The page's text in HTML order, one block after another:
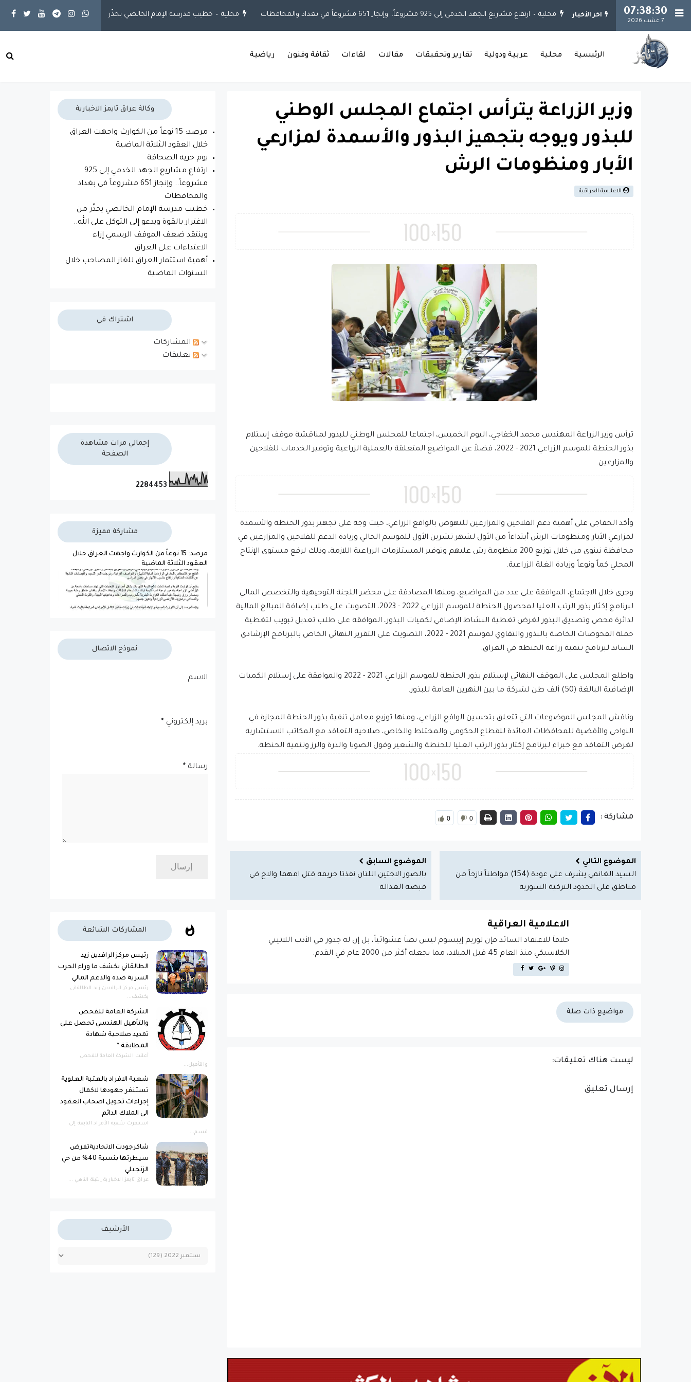
07:38:31
7 غشت 2026
اخر الأخبار محلية ارتفاع مشاريع الجهد الخدمي إلى 925 مشروعاً.. وإنجاز 651 مشروعاً في بغداد والمحافظات محلية خطيب مدرسة الإمام الخالصي يحذّر من الاغترار بالقوة ويدعو إلى
الرئيسية محلية عربية ودولية تقارير وتحقيقات مقالات لقاءات ثقافة وفنون رياضية
وزير الزراعة يترأس اجتماع المجلس الوطني
للبذور ويوجه بتجهيز البذور والأسمدة لمزارعي
الأبار ومنظومات الرش
الاعلامية العراقية
ترأس وزير الزراعة المهندس محمد الخفاجي، اليوم الخميس، اجتماعا للمجلس الوطني للبذور لمناقشة موقف إستلام
بذور الحنطة للموسم الزراعي 2021 - 2022، فضلاً عن المواضيع المتعلقة بالعملية الزراعية وتوفير الخدمات للفلاحين
والمزارعين.
وأكد الخفاجي على أهمية دعم الفلاحين والمزارعين للنهوض بالواقع الزراعي، حيث وجه على تجهيز بذور الحنطة والأسمدة
لمزارعي الأبار ومنظومات الرش أبتداءاً من الأول لشهر تشرين الأول للموسم الحالي وزيادة الدعم للفلاحين والمزارعين في
محافظة نينوى من خلال توزيع 200 منظومة رش عليهم وتوفير المستلزمات الزراعية اللازمة، وذلك لرفع مستوى الإنتاج
المحلي كماً ونوعاً وزيادة الغلة الزراعية.
وجرى خلال الاجتماع، الموافقة على عدد من المواضيع، ومنها المصادقة على محضر اللجنة التوجيهية والتخصص المالي
لبرنامج إكثار بذور الرتب العليا لمحصول الحنطة للموسم الزراعي 2022 - 2023، التصويت على طلب إضافة المبالغ المالية
لدائرة فحص وتصديق البذور لغرض تغطية النشاط الإضافي لكميات البذور، الموافقة على طلب تعديل تبويب لتغطية
حملة الفحوصات الخاصة بالبذور والتقاوي لموسم 2021 - 2022، التصويت على التقرير النهائي الخاص بالبرنامج الإرشادي
الساند لبرنامج تنمية زراعة الحنطة في العراق.
واطلع المجلس على الموقف النهائي لإستلام بذور الحنطة للموسم الزراعي 2021 - 2022 والموافقة على إستلام الكميات
الإضافية البالغة (50) ألف طن لشركة ما بين النهرين العامة للبذور.
وناقش المجلس الموضوعات التي تتعلق بتحسين الواقع الزراعي، ومنها توزيع معامل تنقية بذور الحنطة المجازة في
النواحي والأقضية للمحافظات العائدة للقطاع الحكومي والمختلط والخاص، صلاحية التعاقد مع المكاتب الاستشارية
لغرض التعاقد مع خبراء لبرنامج إكثار بذور الرتب العليا للحنطة والشعير وفول الصويا والذرة والرز وتنمية الحنطة.
مشاركة : 0 0
الموضوع التالي
السيد الغانمي يشرف على عودة (154) مواطناً نازحاً من
مناطق على الحدود التركية السورية
الموضوع السابق
بالصور الاختين اللتان نفذتا جريمة قتل امهما والاخ في
قبضة العدالة
الاعلامية العراقية
خلافاَ للاعتقاد السائد فإن لوريم إيبسوم ليس نصاَ عشوائياً، بل إن له جذور في الأدب اللاتيني
الكلاسيكي منذ العام 45 قبل الميلاد، مما يجعله أكثر من 2000 عام في القدم.
مواضيع ذات صلة
ليست هناك تعليقات:
إرسال تعليق
وكالة عراق تايمز الاخبارية
مرصد: 15 نوعاً من الكوارث واجهت العراق
خلال العقود الثلاثة الماضية
يوم حريه الصحافة
ارتفاع مشاريع الجهد الخدمي إلى 925
مشروعاً.. وإنجاز 651 مشروعاً في بغداد
والمحافظات
خطيب مدرسة الإمام الخالصي يحذّر من
الاغترار بالقوة ويدعو إلى التوكل على الله..
وينتقد ضعف الموقف الرسمي إزاء
الاعتداءات على العراق
أهمية استثمار العراق للغاز المصاحب خلال
السنوات الماضية
اشتراك في
المشاركات
تعليقات
إجمالي مرات مشاهدة
الصفحة
2284453
مشاركة مميزة
مرصد: 15 نوعاً من الكوارث واجهت العراق خلال
العقود الثلاثة الماضية
نموذج الاتصال
الاسم
بريد إلكتروني *
رسالة *
المشاركات الشائعة
رئيس مركز الرافدين زيد
الطالقاني يكشف ما وراء الحرب
السرية ضده والدعم المالي
رئيس مركز الرافدين زيد الطالقاني
يكشف...
الشركة العامة للفحص
والتأهيل الهندسي تحصل على
تمديد صلاحية شهادة
المطابقة *
أعلنت الشركة العامة للفحص
والتأهيل...
شعبة الافراد بالعتبة العلوية
تستنفر جهودها لاكمال
إجراءات تحويل اصحاب العقود
الى الملاك الدائم
استنفرت شعبة الأفراد التابعة إلى
قسم...
شاكرجودت الاتحاديةتفرض
سيطرتها بنسبة 40% من حي
الزنجيلي
عراق تايمز الاخبارية _بثينة الناهي ...
الأرشيف